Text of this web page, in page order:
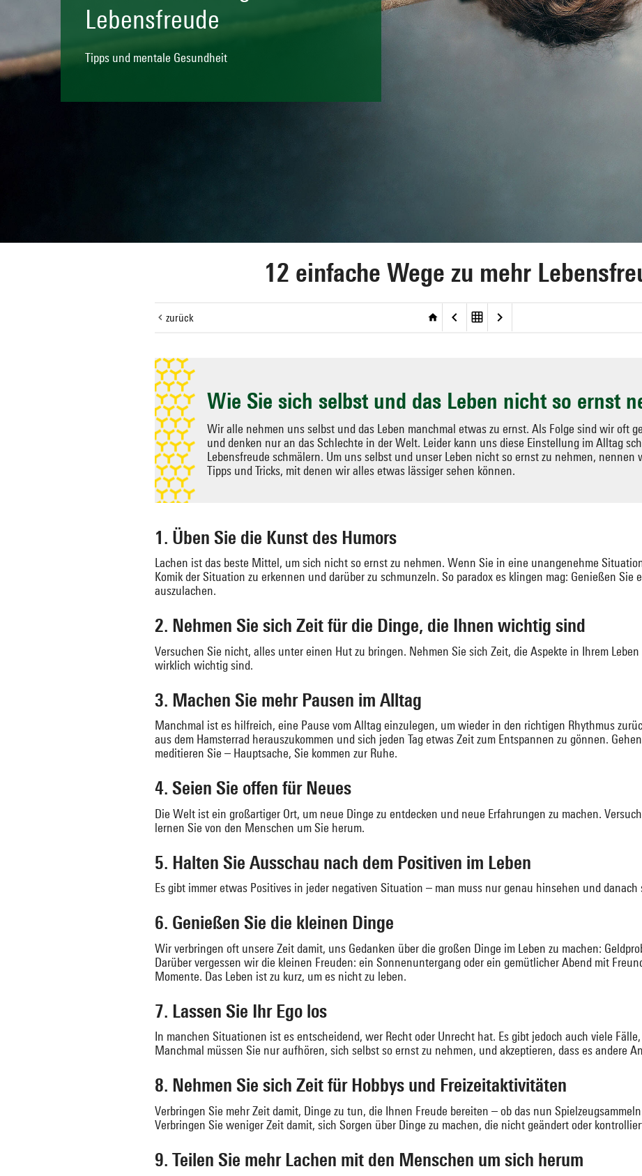
Lebensfreude
Tipps und mentale Gesundheit
12 einfache Wege zu mehr
zurück
auswählen
Wie Sie sich selbst und das Leben nicht so ernst
Wir alle nehmen uns selbst und das Leben manchmal etwas zu ernst. Als Folge sind wir oft
und denken nur an das Schlechte in der Welt. Leider kann uns diese Einstellung im Alltag
Lebensfreude schmälern. Um uns selbst und unser Leben nicht so ernst zu nehmen,
Tipps und Tricks, mit denen wir alles etwas lässiger sehen können.
1. Üben Sie die Kunst des Humors
Lachen ist das beste Mittel, um sich nicht so ernst zu nehmen. Wenn Sie in eine unangenehme
Komik der Situation zu erkennen und darüber zu schmunzeln. So paradox es klingen mag: Genießen Sie
auszulachen.
2. Nehmen Sie sich Zeit für die Dinge, die Ihnen wichtig sind
Versuchen Sie nicht, alles unter einen Hut zu bringen. Nehmen Sie sich Zeit, die Aspekte in Ihrem
wirklich wichtig sind.
3. Machen Sie mehr Pausen im Alltag
Manchmal ist es hilfreich, eine Pause vom Alltag einzulegen, um wieder in den richtigen Rhythmus
aus dem Hamsterrad herauszukommen und sich jeden Tag etwas Zeit zum Entspannen zu gönnen.
meditieren Sie – Hauptsache, Sie kommen zur Ruhe.
4. Seien Sie offen für Neues
Die Welt ist ein großartiger Ort, um neue Dinge zu entdecken und neue Erfahrungen zu machen.
lernen Sie von den Menschen um Sie herum.
5. Halten Sie Ausschau nach dem Positiven im Leben
Es gibt immer etwas Positives in jeder negativen Situation – man muss nur genau hinsehen und danach
6. Genießen Sie die kleinen Dinge
Wir verbringen oft unsere Zeit damit, uns Gedanken über die großen Dinge im Leben zu machen:
Darüber vergessen wir die kleinen Freuden: ein Sonnenuntergang oder ein gemütlicher Abend mit
Momente. Das Leben ist zu kurz, um es nicht zu leben.
7. Lassen Sie Ihr Ego los
In manchen Situationen ist es entscheidend, wer Recht oder Unrecht hat. Es gibt jedoch auch viele
Manchmal müssen Sie nur aufhören, sich selbst so ernst zu nehmen, und akzeptieren, dass es andere
8. Nehmen Sie sich Zeit für Hobbys und Freizeitaktivitäten
Verbringen Sie mehr Zeit damit, Dinge zu tun, die Ihnen Freude bereiten – ob das nun
Verbringen Sie weniger Zeit damit, sich Sorgen über Dinge zu machen, die nicht geändert oder
9. Teilen Sie mehr Lachen mit den Menschen um sich herum